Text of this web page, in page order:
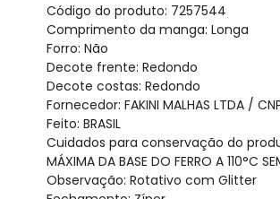
Código do produto: 7257544
Comprimento da manga: Longa
Forro: Não
Decote frente: Redondo
Decote costas: Redondo
Fornecedor: FAKINI MALHAS LTDA /
Feito: BRASIL
Cuidados para conservação do produto:
MÁXIMA DA BASE DO FERRO A 110°C
Observação: Rotativo com Glitter